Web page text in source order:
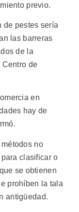
previo.
de pestes sería
las barreras
de la
Centro de
en
hay de
no
clasificar o
se obtienen
prohíben la tala
antigüedad.